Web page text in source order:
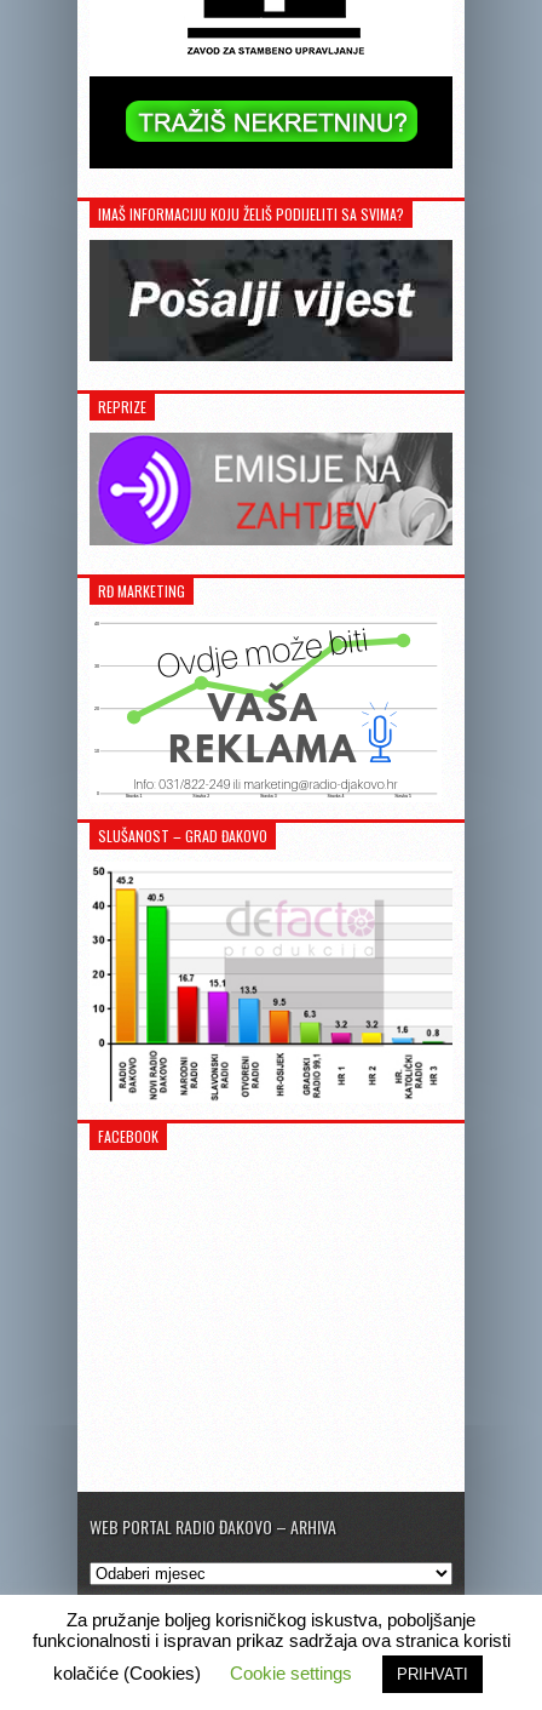
IMAŠ INFORMACIJU KOJU ŽELIŠ PODIJELITI SA SVIMA?
REPRIZE
RĐ MARKETING
SLUŠANOST – GRAD ĐAKOVO
FACEBOOK
WEB PORTAL RADIO ĐAKOVO – ARHIVA
Web
portal
Radio
Đakovo
Arhiva
Copyright © 2020 Radio Đakovo
Marketing Pogrebne obavijesti Program
Za pružanje boljeg korisničkog iskustva, poboljšanje
funkcionalnosti i ispravan prikaz sadržaja ova stranica koristi
kolačiće (Cookies)
Cookie settings PRIHVATI